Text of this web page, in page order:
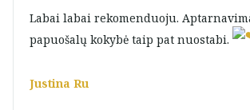
Labai labai rekomenduoju.
papuošalų kokybė taip pat nuostabi.
Justina Ru